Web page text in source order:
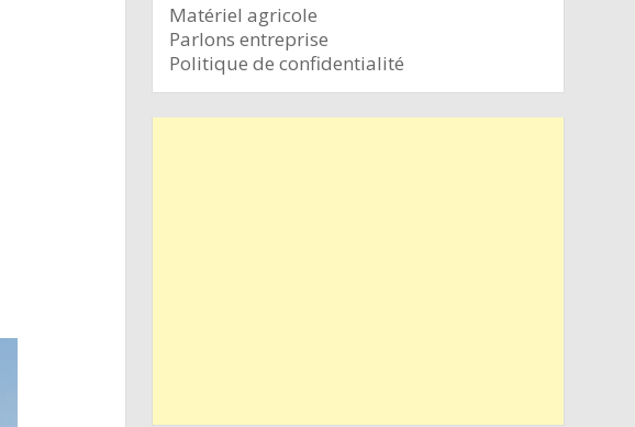
Matériel agricole
Parlons entreprise
Politique de confidentialité